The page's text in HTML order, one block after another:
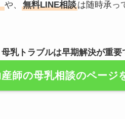
や、 無料LINE相談は随時承っ
母乳トラブルは早期解決が重要
師の母乳相談のページ